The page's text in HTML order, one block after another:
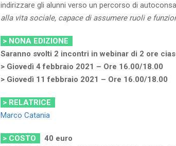
indirizzare gli alunni verso un percorso di
alla vita sociale, capace di assumere ruoli e
> NONA EDIZIONE
Saranno svolti 2 incontri in webinar di 2 ore
> Giovedì 4 febbraio 2021 – Ore 16.00/18.00
> Giovedì 11 febbraio 2021 – Ore 16.00/18.00
> RELATRICE
Marco Catania
> COSTO
40 euro